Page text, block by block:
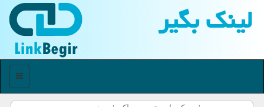
لینك بگیر
منو